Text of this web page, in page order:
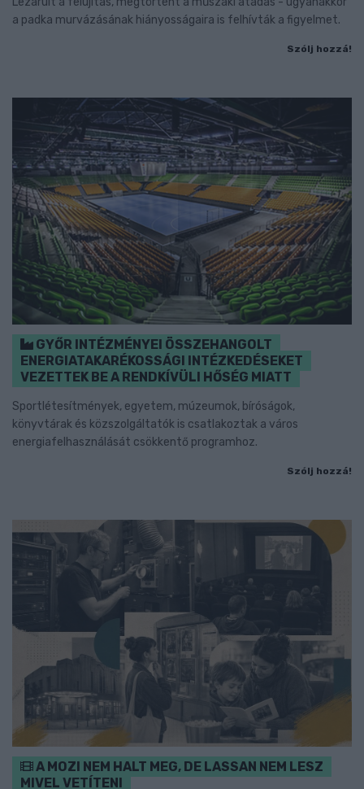
a padka murvázásának hiányosságaira is felhívták a figyelmet.
Szólj hozzá!
GYŐR INTÉZMÉNYEI ÖSSZEHANGOLT
ENERGIATAKARÉKOSSÁGI INTÉZKEDÉSEKET
VEZETTEK BE A RENDKÍVÜLI HŐSÉG MIATT
Sportlétesítmények, egyetem, múzeumok, bíróságok,
könyvtárak és közszolgáltatók is csatlakoztak a város
energiafelhasználását csökkentő programhoz.
Szólj hozzá!
A MOZI NEM HALT MEG, DE LASSAN NEM LESZ
MIVEL VETÍTENI